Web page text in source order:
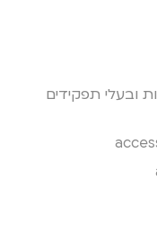
ובעלי תפקידים